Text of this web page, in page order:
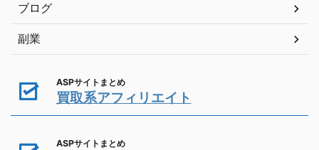
ブログ
副業
ASPサイトまとめ
買取系アフィリエイト
ASPサイトまとめ